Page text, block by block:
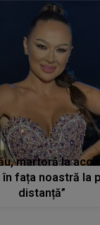
martoră la
în fața noastră la
distanță”